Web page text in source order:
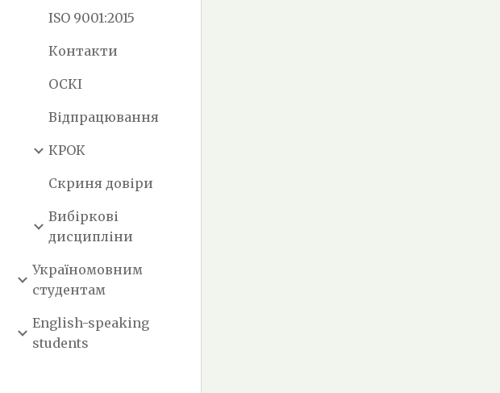
ISO 9001:2015
Контакти
ОСКІ
Відпрацювання
КРОК
Скриня довіри
Вибіркові
дисципліни
Україномовним
студентам
English-speaking
students